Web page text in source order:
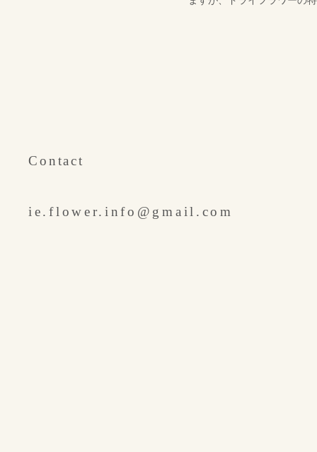
​Contact
ie.flower.info@gmail.com